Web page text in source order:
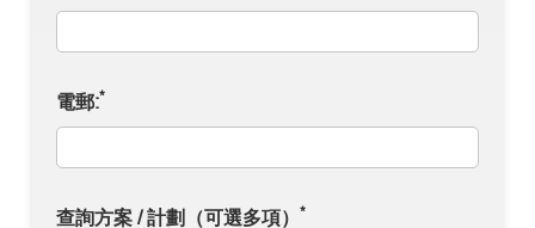
電郵:*
查詢方案 / 計劃（可選多項） *